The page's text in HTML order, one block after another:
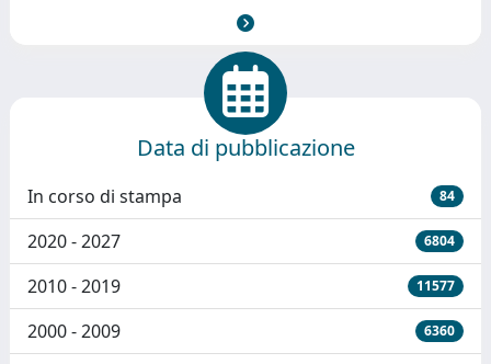
Data di pubblicazione
In corso di stampa 84
2020 - 2027 6804
2010 - 2019 11577
2000 - 2009 6360